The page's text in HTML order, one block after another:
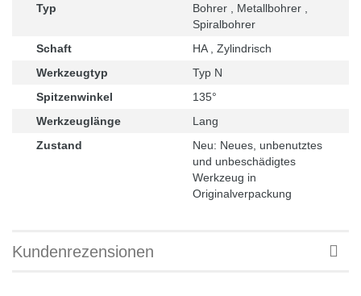
Typ
Bohrer , Metallbohrer ,
Spiralbohrer
Schaft
HA , Zylindrisch
Werkzeugtyp
Typ N
Spitzenwinkel
135°
Werkzeuglänge
Lang
Zustand
Neu: Neues, unbenutztes
und unbeschädigtes
Werkzeug in
Originalverpackung
Kundenrezensionen